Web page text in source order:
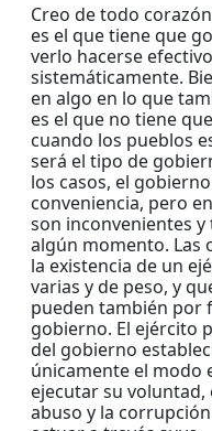
Creo de todo
es el que tiene que
verlo hacerse
sistemáticamente.
en algo en lo que
es el que no tiene
cuando los pueblos
será el tipo de
los casos, el
conveniencia, pero
son inconvenientes
algún momento. Las
la existencia de un
varias y de peso, y
pueden también por
gobierno. El ejército
del gobierno
únicamente el modo
ejecutar su
abuso y la